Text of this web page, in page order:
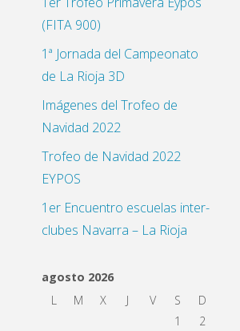
(FITA 900)
1ª Jornada del Campeonato
de La Rioja 3D
Imágenes del Trofeo de
Navidad 2022
Trofeo de Navidad 2022
EYPOS
1er Encuentro escuelas inter-
clubes Navarra – La Rioja
agosto 2026
L
M X J V S
D
1
2